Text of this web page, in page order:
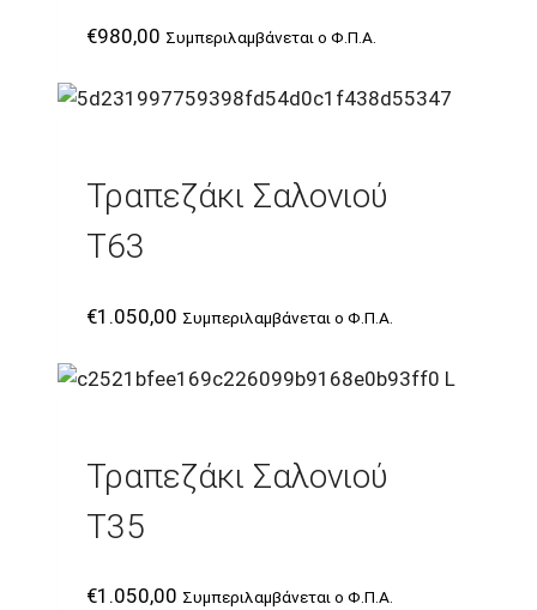
€980,00 Συμπεριλαμβάνεται ο Φ.Π.Α.
Τραπεζάκι Σαλονιού
T63
€1.050,00 Συμπεριλαμβάνεται ο Φ.Π.Α.
Τραπεζάκι Σαλονιού
T35
€1.050,00 Συμπεριλαμβάνεται ο Φ.Π.Α.